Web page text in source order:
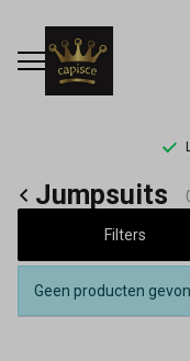
Capisce
Mode
Jumpsuits
Filters
Geen producten